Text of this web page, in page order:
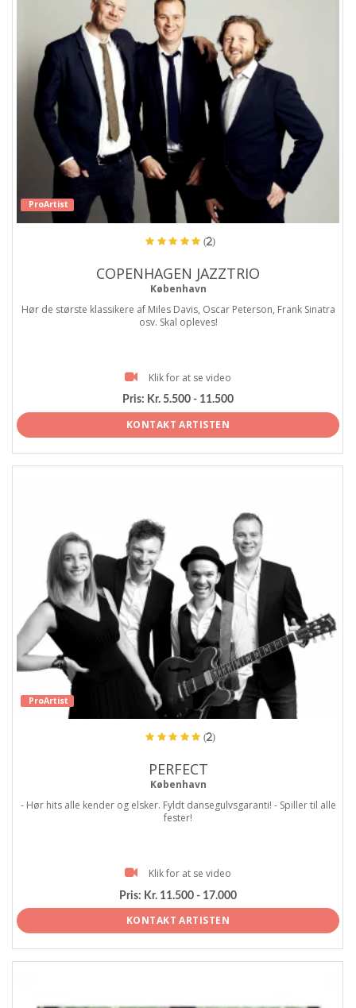
ProArtist
(2)
COPENHAGEN JAZZTRIO
København
Hør de største klassikere af Miles Davis, Oscar Peterson, Frank Sinatra
osv. Skal opleves!
Klik for at se video
Pris: Kr. 5.500 - 11.500
KONTAKT ARTISTEN
ProArtist
(2)
PERFECT
København
- Hør hits alle kender og elsker. Fyldt dansegulvsgaranti! - Spiller til alle
fester!
Klik for at se video
Pris: Kr. 11.500 - 17.000
KONTAKT ARTISTEN